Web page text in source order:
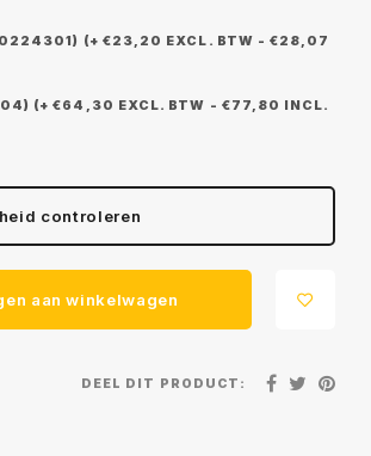
(+ €23,20 EXCL. BTW - €28,07
(+ €64,30 EXCL. BTW - €77,80 INCL.
controleren
aan winkelwagen
DEEL DIT PRODUCT: